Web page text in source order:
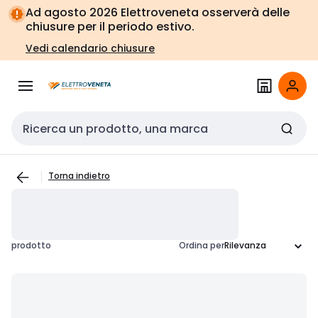
Vai alla
navigazione
Vai
alla
pagina
Ad agosto 2026 Elettroveneta osserverà delle
chiusure per il periodo estivo.
Vedi calendario chiusure
Cerca input
Torna indietro
prodotto Ordina per